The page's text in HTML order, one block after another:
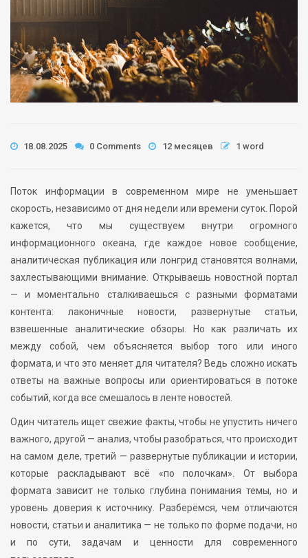
18.08.2025 0 Comments 12 месяцев 1 word
Поток информации в современном мире не уменьшает
скорость, независимо от дня недели или времени суток. Порой
кажется, что мы существуем внутри огромного
информационного океана, где каждое новое сообщение,
аналитическая публикация или лонгрид становятся волнами,
захлестывающими внимание. Открываешь новостной портал
— и моментально сталкиваешься с разными форматами
контента: лаконичные новости, развернутые статьи,
взвешенные аналитические обзоры. Но как различать их
между собой, чем объясняется выбор того или иного
формата, и что это меняет для читателя? Ведь сложно искать
ответы на важные вопросы или ориентироваться в потоке
событий, когда все смешалось в ленте новостей.
Один читатель ищет свежие факты, чтобы не упустить ничего
важного, другой — анализ, чтобы разобраться, что происходит
на самом деле, третий — развернутые публикации и истории,
которые раскладывают всё «по полочкам». От выбора
формата зависит не только глубина понимания темы, но и
уровень доверия к источнику. Разберёмся, чем отличаются
новости, статьи и аналитика — не только по форме подачи, но
и по сути, задачам и ценности для современного